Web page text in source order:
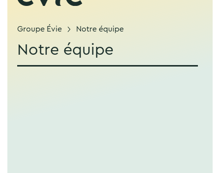
Groupe Évie Notre équipe
Notre équipe